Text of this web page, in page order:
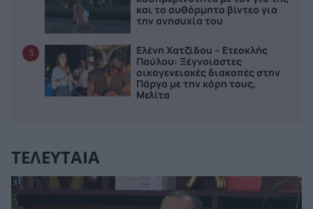
και το αυθόρμητο βίντεο για
την ανησυχία του
5
Ελένη Χατζίδου – Ετεοκλής
Παύλου: Ξέγνοιαστες
οικογενειακές διακοπές στην
Πάργα με την κόρη τους,
Μελίτα
ΤΕΛΕΥΤΑΙΑ